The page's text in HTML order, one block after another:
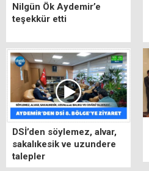
Nilgün Ök Aydemir’e
teşekkür etti
DSİ’den söylemez, alvar,
sakalıkesik ve uzundere
talepler